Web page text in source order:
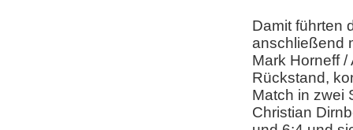
Damit führten
anschließend
Mark Horneff
Rückstand,
Match in zwei
Christian